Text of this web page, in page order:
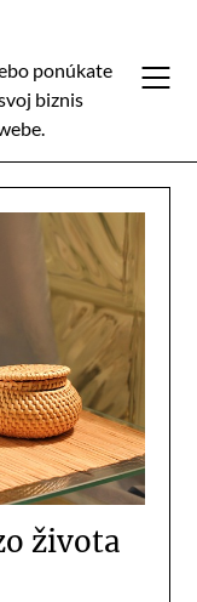
ponúkate
biznis
života